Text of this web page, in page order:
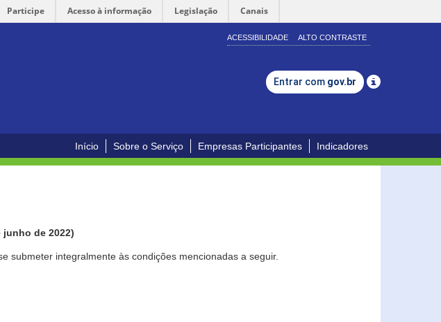
Participe Acesso à informação Legislação Canais
ACESSIBILIDADE ALTO CONTRASTE
Entrar com gov.br
Início Sobre o Serviço Empresas Participantes Indicadores
junho de 2022)
submeter integralmente às condições mencionadas a seguir.